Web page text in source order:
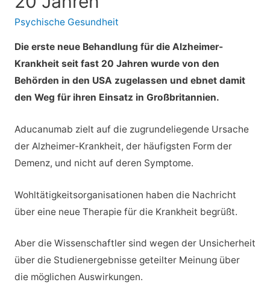
Psychische Gesundheit
Die erste neue Behandlung für die Alzheimer-
Krankheit seit fast 20 Jahren wurde von den
Behörden in den USA zugelassen und ebnet damit
den Weg für ihren Einsatz in Großbritannien.
Aducanumab zielt auf die zugrundeliegende Ursache
der Alzheimer-Krankheit, der häufigsten Form der
Demenz, und nicht auf deren Symptome.
Wohltätigkeitsorganisationen haben die Nachricht
über eine neue Therapie für die Krankheit begrüßt.
Aber die Wissenschaftler sind wegen der Unsicherheit
über die Studienergebnisse geteilter Meinung über
die möglichen Auswirkungen.